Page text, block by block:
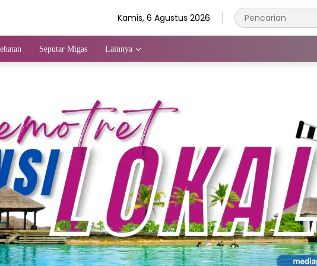
Kamis, 6 Agustus 2026
Seputar Migas Lainnya